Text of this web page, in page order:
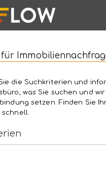
die Suchkriterien und
was Sie suchen und
setzen. Finden Sie
schnell.